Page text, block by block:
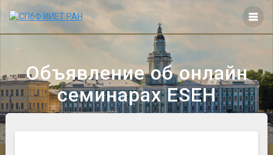
контенту
Объявление об онлайн
семинарах ESEH